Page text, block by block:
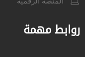
روابط مهمة